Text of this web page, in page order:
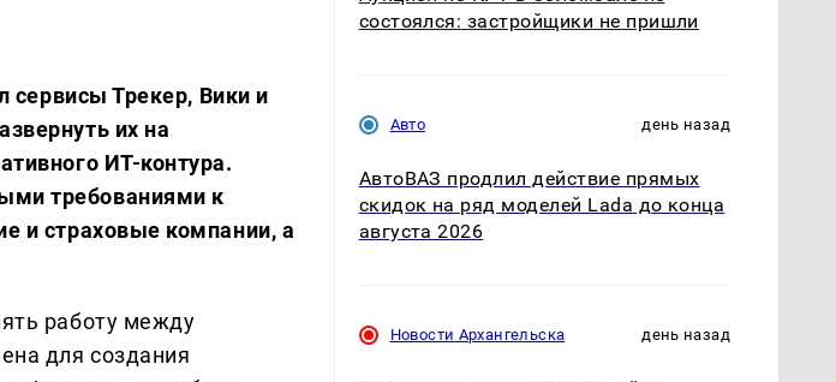
сервисы Трекер, Вики и
их на
ИТ-контура.
требованиями к
и страховые компании, а
работу между
для создания
состоялся: застройщики не пришли
Авто день назад
АвтоВАЗ продлил действие прямых
скидок на ряд моделей Lada до конца
августа 2026
Новости Архангельска день назад